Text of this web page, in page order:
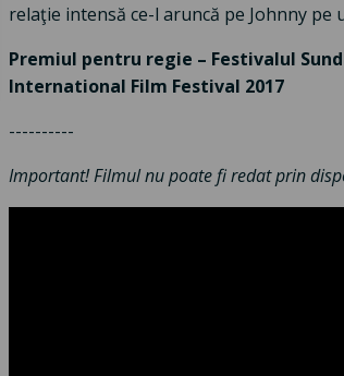
relaţie intensă ce-l aruncă pe Johnny pe
Premiul pentru regie – Festivalul
International Film Festival 2017
----------
Important! Filmul nu poate fi redat prin